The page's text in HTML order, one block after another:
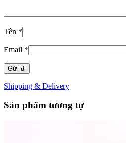
Tên *
Email *
Shipping & Delivery
Sản phẩm tương tự